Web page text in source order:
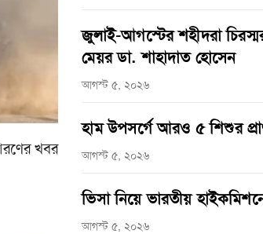
খবর
জুলাই-আগস্টের শহীদরা
মেয়র ডা. শাহাদাত হোসেন
আগস্ট ৫, ২০২৬
হাম উপসর্গে আরও ৫ শিশুর
আগস্ট ৫, ২০২৬
ভিসা নিয়ে ভারতীয়
আগস্ট ৫, ২০২৬